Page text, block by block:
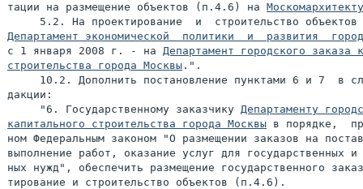
тации на размещение объектов (п.4.6) на
Департамент экономической  политики  и  развития
с 1 января 2008 г. - на Департамент городского заказа
строительства города Москвы .".
10.2. Дополнить постановление пунктами 6 и 7  в
дакции:
     "6. Государственному заказчику
Департаменту
капитального строительства города Москвы в порядке,
ном Федеральным законом "О размещении заказов на
выполнение работ, оказание услуг для государственных и
ных нужд", обеспечить размещение государственного
тирование и строительство объектов (п.4.6).